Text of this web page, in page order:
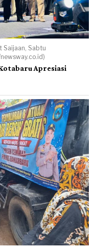
Saijaan, Sabtu
Apresiasi